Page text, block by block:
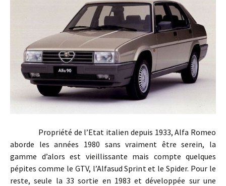
Propriété de l’Etat italien depuis 1933, Alfa Romeo
aborde les années 1980 sans vraiment être serein, la
gamme d’alors est vieillissante mais compte quelques
pépites comme le GTV, l’Alfasud Sprint et le Spider. Pour le
reste, seule la 33 sortie en 1983 et développée sur une